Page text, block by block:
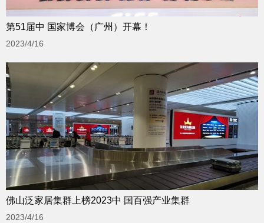
第51届中 国家博会（广州）开幕！
2023/4/16
佛山泛家居集群上榜2023中 国百强产业集群
2023/4/16